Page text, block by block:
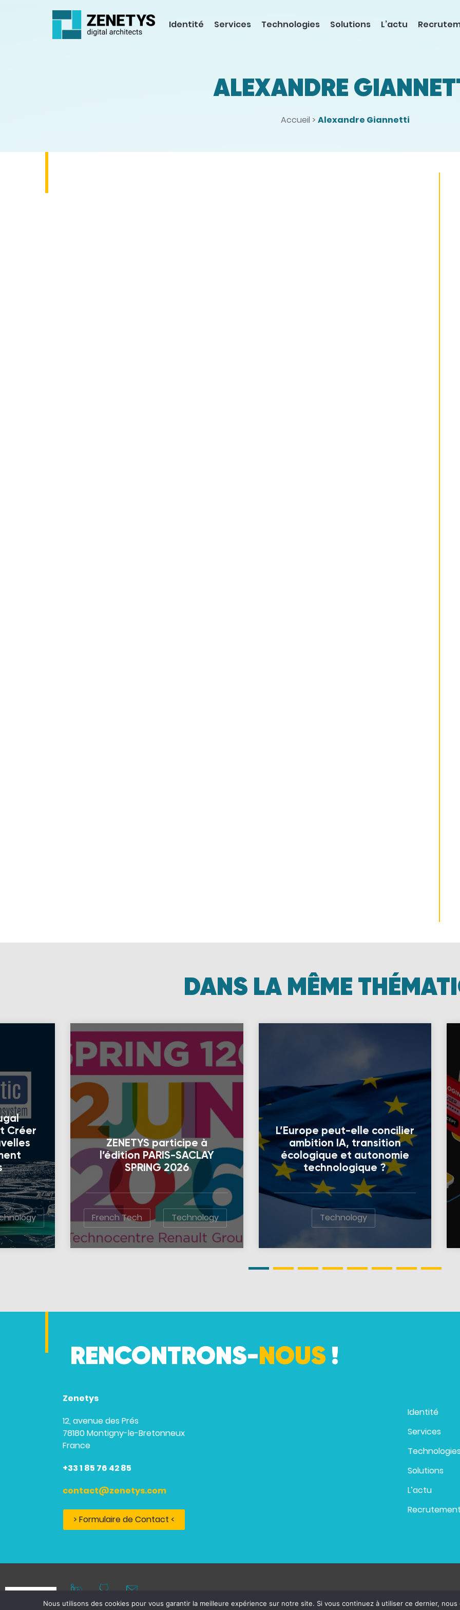
Identité Services Technologies Solutions L’actu
ALEXANDRE
Accueil > Alexandre Giannetti
DANS LA MÊME
Créer
ZENETYS participe à
l’édition PARIS-SACLAY
SPRING 2026
French Tech Technology
L’Europe peut-elle concilier
ambition IA, transition
écologique et autonomie
technologique ?
Technology
RENCONTRONS-NOUS !
Zenetys
12, avenue des Prés
78180 Montigny-le-Bretonneux
France
+33 1 85 76 42 85
contact@zenetys.com
> Formulaire de Contact <
Identité
Services
Solutions
L’actu
Nous utilisons des cookies pour vous garantir la meilleure expérience sur notre site. Si vous continuez à utiliser ce dernier,